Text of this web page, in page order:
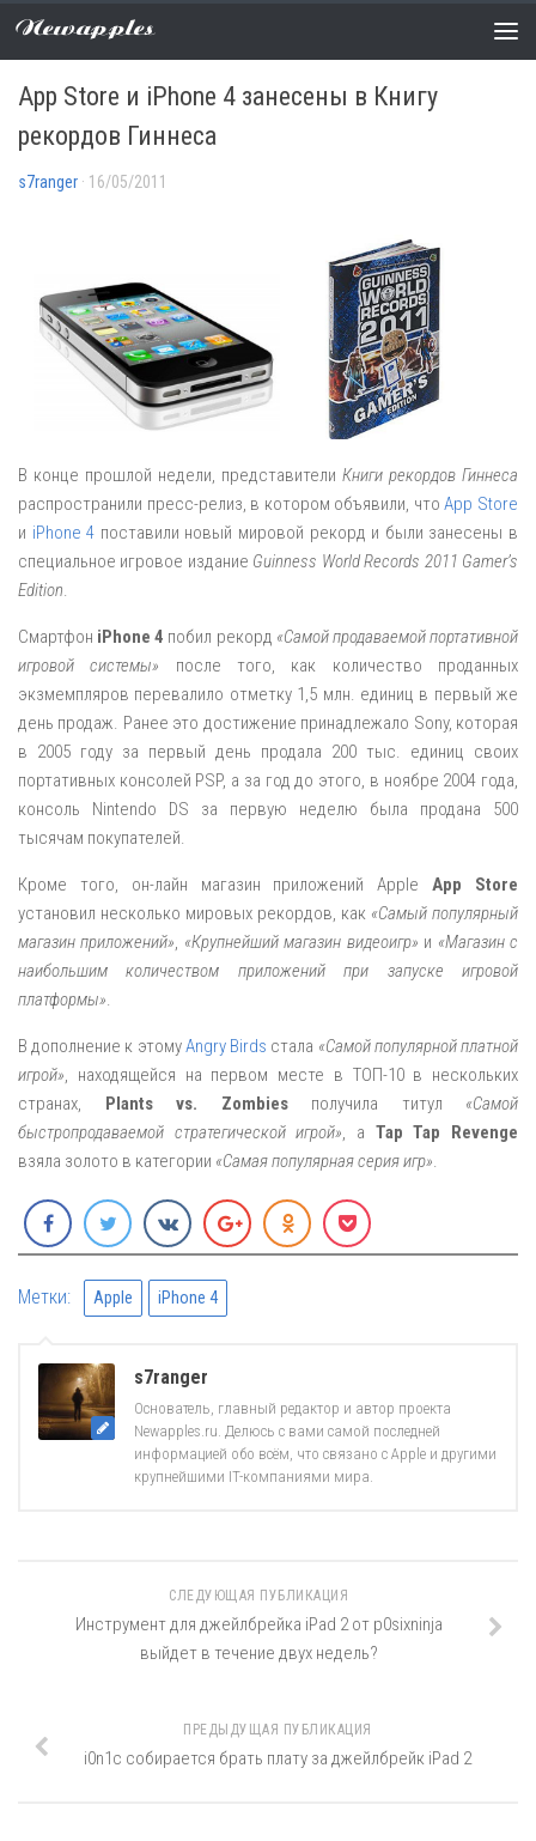
Newapples
НОВОСТИ 0 COMMENTS
App Store и iPhone 4 занесены в Книгу
рекордов Гиннеса
s7ranger · 16/05/2011
В конце прошлой недели, представители Книги рекордов Гиннеса
распространили пресс-релиз, в котором объявили, чтоApp Store
и iPhone 4 поставили новый мировой рекорд и были занесены в
специальное игровое издание Guinness World Records 2011 Gamer’s
Edition.
Смартфон iPhone 4 побил рекорд «Самой продаваемой портативной
игровой системы» после того, как количество проданных
экзмемпляров перевалило отметку 1,5 млн. единиц в первый же
день продаж. Ранее это достижение принадлежало Sony, которая
в 2005 году за первый день продала 200 тыс. единиц своих
портативных консолей PSP, а за год до этого, в ноябре 2004 года,
консоль Nintendo DS за первую неделю была продана 500
тысячам покупателей.
Кроме того, он-лайн магазин приложений AppleApp Store
установил несколько мировых рекордов, как «Самый популярный
магазин приложений», «Крупнейший магазин видеоигр» и «Магазин с
наибольшим количеством приложений при запуске игровой
платформы».
В дополнение к этомуAngry Birds стала «Самой популярной платной
игрой», находящейся на первом месте в ТОП-10 в нескольких
странах, Plants vs. Zombiesполучила титул «Самой
быстропродаваемой стратегической игрой», а Tap Tap Revenge
взяла золото в категории «Самая популярная серия игр».
Метки: Apple iPhone 4
s7ranger
Основатель, главный редактор и автор проекта
Newapples.ru. Делюсь с вами самой последней
информацией обо всём, что связано с Apple и другими
крупнейшими IT-компаниями мира.
СЛЕДУЮЩАЯ ПУБЛИКАЦИЯ
Инструмент для джейлбрейка iPad 2 от p0sixninja
выйдет в течение двух недель?
ПРЕДЫДУЩАЯ ПУБЛИКАЦИЯ
i0n1c собирается брать плату за джейлбрейк iPad 2